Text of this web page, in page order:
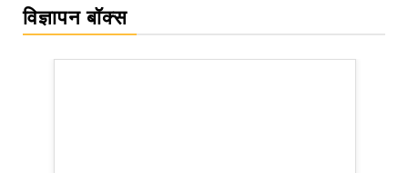
विज्ञापन बॉक्स